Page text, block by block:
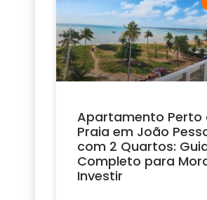
Apartamento Perto
Praia em João
com 2 Quartos:
Completo para
Investir